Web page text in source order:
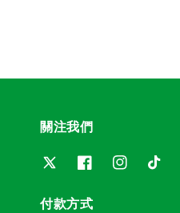
關注我們
付款方式